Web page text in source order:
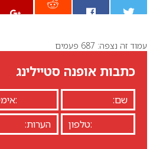
0
עמוד זה נצפה: 687 פעמים
כתבות אופנה סטיילינג